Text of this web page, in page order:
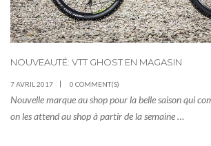
NOUVEAUTÉ: VTT GHOST EN MAGASIN
7 AVRIL 2017 0 COMMENT(S)
Nouvelle marque au shop pour la belle saison qui
on les attend au shop à partir de la semaine …